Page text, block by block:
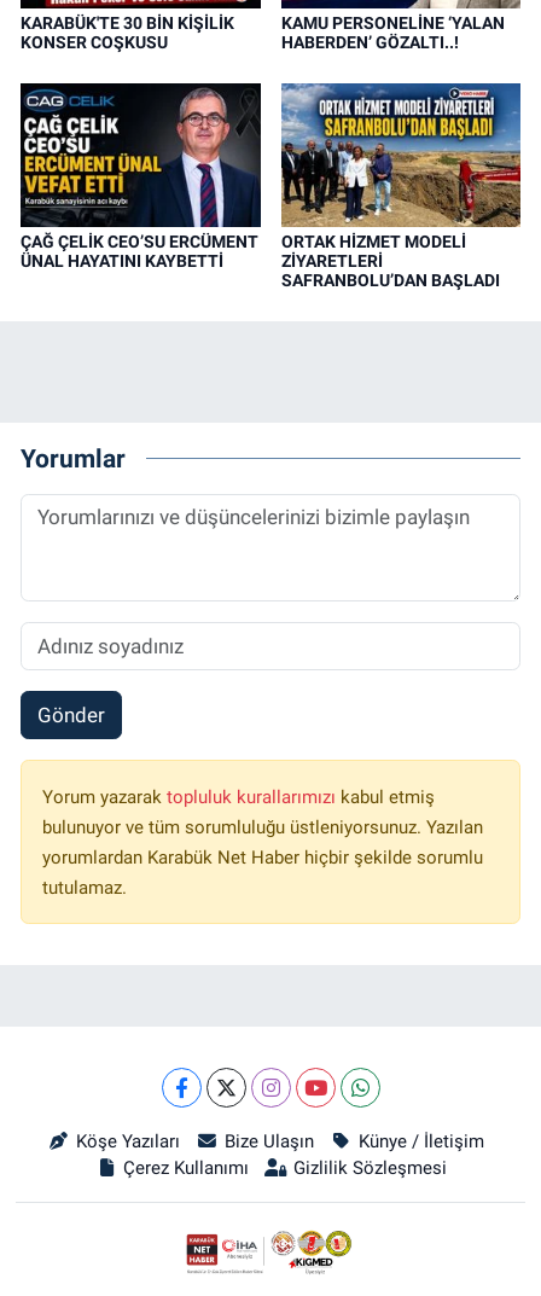
KARABÜK'TE 30 BİN KİŞİLİK
KONSER COŞKUSU
KAMU PERSONELİNE ‘YALAN
HABERDEN’ GÖZALTI..!
ÇAĞ ÇELİK CEO’SU ERCÜMENT
ÜNAL HAYATINI KAYBETTİ
ORTAK HİZMET MODELİ
ZİYARETLERİ
SAFRANBOLU’DAN BAŞLADI
Yorumlar
Gönder
Yorum yazarak topluluk kurallarımızı kabul etmiş
bulunuyor ve tüm sorumluluğu üstleniyorsunuz. Yazılan
yorumlardan Karabük Net Haber hiçbir şekilde sorumlu
tutulamaz.
Köşe Yazıları Bize Ulaşın
Künye / İletişim
Çerez Kullanımı
Gizlilik Sözleşmesi